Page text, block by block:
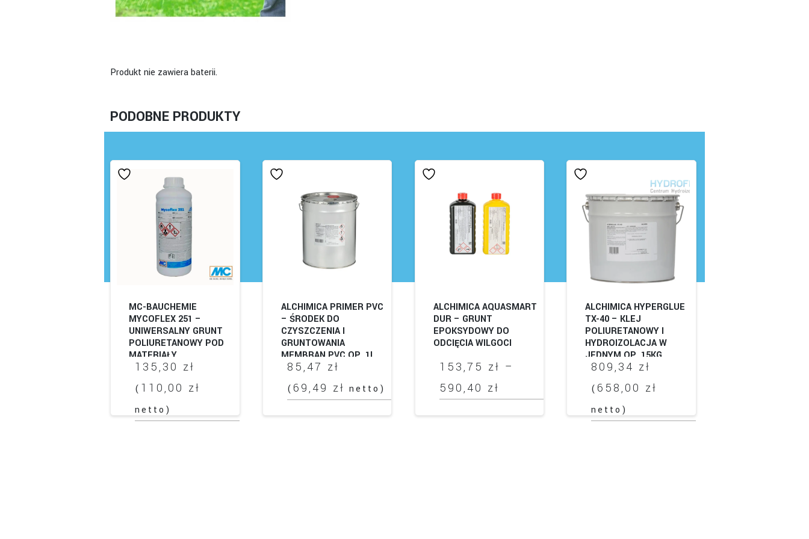
Produkt nie zawiera baterii.
PODOBNE PRODUKTY
MC-BAUCHEMIE
MYCOFLEX 251 –
UNIWERSALNY GRUNT
POLIURETANOWY POD
MATERIAŁY
USZCZELNIAJĄCE
135,30 zł
( 110,00 zł
netto)
ALCHIMICA PRIMER PVC
– ŚRODEK DO
CZYSZCZENIA I
GRUNTOWANIA
MEMBRAN PVC OP. 1L
85,47 zł
(69,49 zł netto)
ALCHIMICA AQUASMART
DUR – GRUNT
EPOKSYDOWY DO
ODCIĘCIA WILGOCI
153,75 zł –
590,40 zł
Ten
ALCHIMICA HYPERGLUE
TX-40 – KLEJ
POLIURETANOWY I
HYDROIZOLACJA W
JEDNYM OP. 15KG
809,34 zł
(658,00 zł
netto)